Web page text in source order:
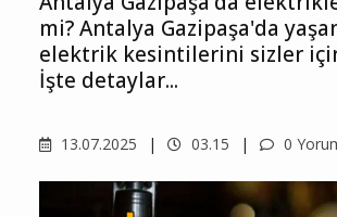
mi? Antalya Gazipaşa'da
elektrik kesintilerini sizler
İşte detaylar...
13.07.2025 03.15 0